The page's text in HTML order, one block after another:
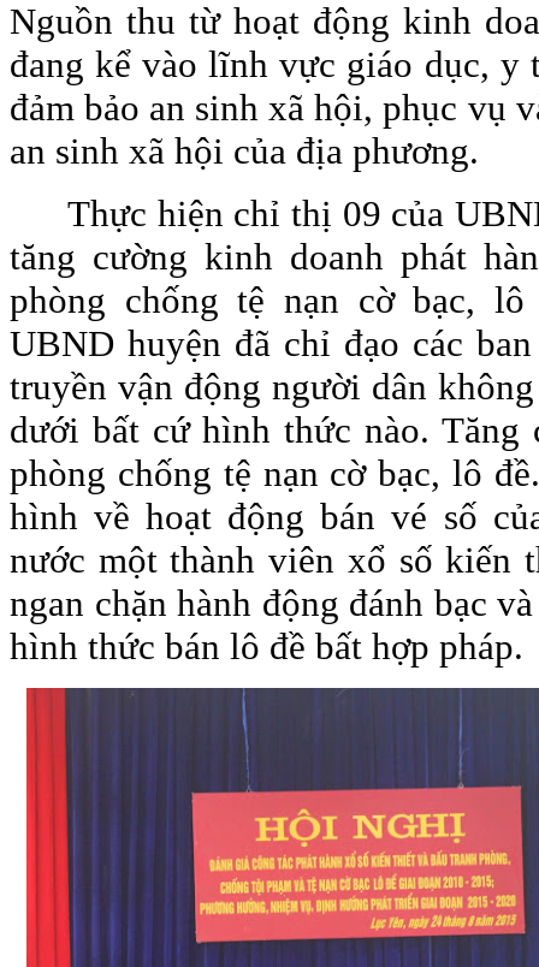
Nguồn thu từ hoạt động kinh
đang kể vào lĩnh vực giáo dục, y
đảm bảo an sinh xã hội, phục vụ
an sinh xã hội của địa phương.
Thực hiện chỉ thị 09 của
tăng cường kinh doanh phát
phòng chống tệ nạn cờ bạc,
UBND huyện đã chỉ đạo các
truyền vận động người dân
dưới bất cứ hình thức nào. Tăng
phòng chống tệ nạn cờ bạc, lô
hình về hoạt động bán vé số
nước một thành viên xổ số kiến
ngan chặn hành động đánh bạc
hình thức bán lô đề bất hợp pháp.